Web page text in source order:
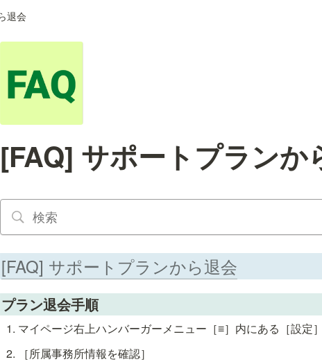
退会
[FAQ] サポートプランか
[FAQ] サポートプランから退会
プラン退会手順
マイページ右上ハンバーガーメニュー［≡］内にある［設定］
［所属事務所情報を確認］